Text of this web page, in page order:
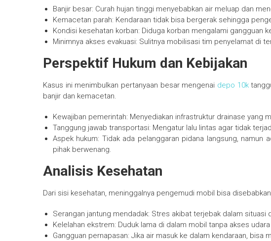
Banjir besar: Curah hujan tinggi menyebabkan air meluap dan
Kemacetan parah: Kendaraan tidak bisa bergerak sehingga
Kondisi kesehatan korban: Diduga korban mengalami gangguan
Minimnya akses evakuasi: Sulitnya mobilisasi tim penyelamat di
Perspektif Hukum dan Kebijakan
Kasus ini menimbulkan pertanyaan besar mengenai depo 10k
banjir dan kemacetan.
Kewajiban pemerintah: Menyediakan infrastruktur drainase yang
Tanggung jawab transportasi: Mengatur lalu lintas agar tidak
Aspek hukum: Tidak ada pelanggaran pidana langsung,
pihak berwenang.
Analisis Kesehatan
Dari sisi kesehatan, meninggalnya pengemudi mobil bisa
Serangan jantung mendadak: Stres akibat terjebak dalam situasi
Kelelahan ekstrem: Duduk lama di dalam mobil tanpa akses
Gangguan pernapasan: Jika air masuk ke dalam kendaraan, bisa